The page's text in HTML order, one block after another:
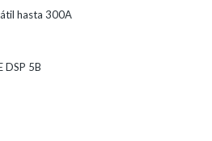
hasta 300A
DSP 5B